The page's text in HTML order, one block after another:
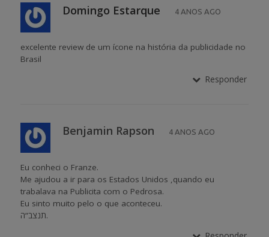
Domingo Estarque 4 ANOS AGO
excelente review de um ícone na história da publicidade no
Brasil
Responder
Benjamin Rapson 4 ANOS AGO
Eu conheci o Franze.
Me ajudou a ir para os Estados Unidos ,quando eu
trabalava na Publicita com o Pedrosa.
Eu sinto muito pelo o que aconteceu.
תנצב”ה.